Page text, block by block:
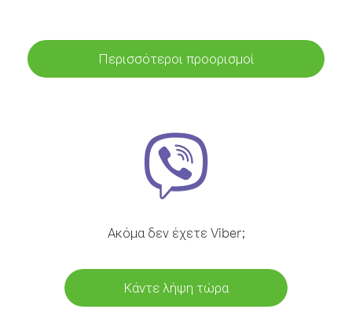
Περισσότεροι προορισμοί
Ακόμα δεν έχετε Viber;
Κάντε λήψη τώρα